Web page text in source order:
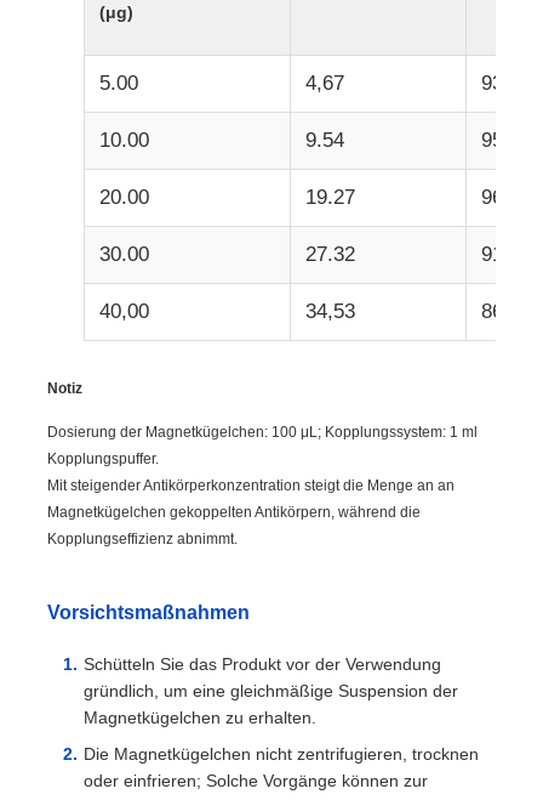
(μg)
5.00 4,67 93,40
10.00 9.54 95,40
20.00 19.27 96,35
30.00 27.32 91.07
40,00 34,53 86,33
Notiz
Dosierung der Magnetkügelchen: 100 μL; Kopplungssystem: 1 ml
Kopplungspuffer.
Mit steigender Antikörperkonzentration steigt die Menge an an
Magnetkügelchen gekoppelten Antikörpern, während die
Kopplungseffizienz abnimmt.
Vorsichtsmaßnahmen
Schütteln Sie das Produkt vor der Verwendung
gründlich, um eine gleichmäßige Suspension der
Magnetkügelchen zu erhalten.
Die Magnetkügelchen nicht zentrifugieren, trocknen
oder einfrieren; Solche Vorgänge können zur